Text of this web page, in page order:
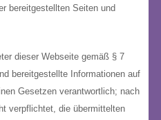
bereitgestellten Seiten und
dieser Webseite gemäß § 7
bereitgestellte Informationen auf
Gesetzen verantwortlich; nach
verpflichtet, die übermittelten